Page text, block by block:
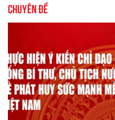
Chuyên đề